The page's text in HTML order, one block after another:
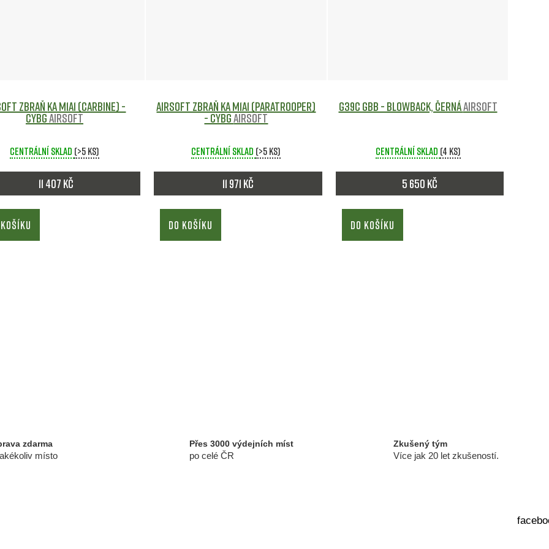
KA M1A1 (Carbine) -
CYBGAirsoft
Centrální sklad (>5 ks)
11 407 Kč
Airsoft zbraň KA M1A1 (Paratrooper)
- CYBGAirsoft
Centrální sklad (>5 ks)
11 971 Kč
DO KOŠÍKU
G39C GBB - blowback, černáAirsoft
Centrální sklad (4 ks)
5 650 Kč
DO KOŠÍKU
á
d
zdarma
místo
Přes 3000 výdejních míst
po celé ČR
Zkušený tým
Více jak 20 let zkušeností.